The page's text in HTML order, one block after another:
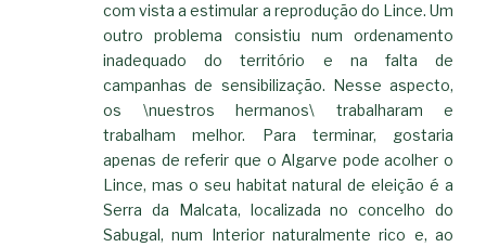
com vista a estimular a reprodução do Lince. Um
outro problema consistiu num ordenamento
inadequado do território e na falta de
campanhas de sensibilização. Nesse aspecto,
os \nuestros hermanos\ trabalharam e
trabalham melhor. Para terminar, gostaria
apenas de referir que o Algarve pode acolher o
Lince, mas o seu habitat natural de eleição é a
Serra da Malcata, localizada no concelho do
Sabugal, num Interior naturalmente rico e, ao